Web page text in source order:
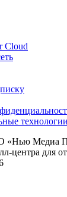
Cloud
«Нью Медиа
центра для